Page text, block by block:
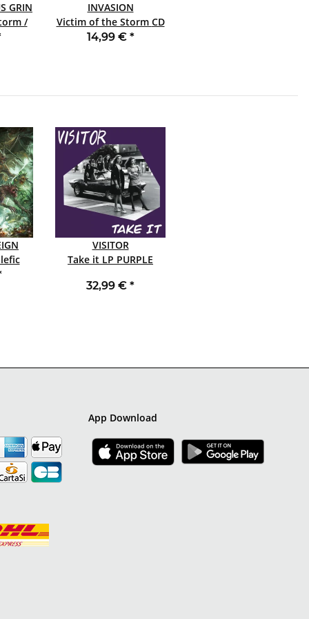
GRIN
/
INVASION
Victim of the Storm CD
JEWELCASE
14,99 € *
VISITOR
Take it LP PURPLE
32,99 € *
App Download